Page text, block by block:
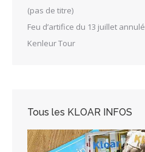
(pas de titre)
Feu d’artifice du 13 juillet annulé
Kenleur Tour
Tous les KLOAR INFOS